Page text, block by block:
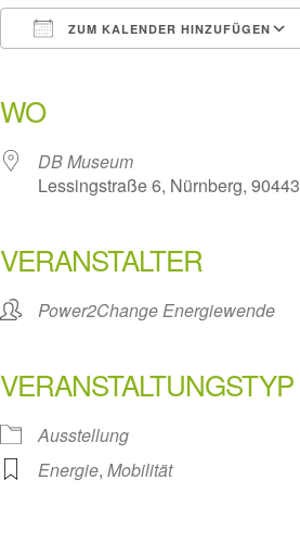
ZUM KALENDER HINZUFÜGEN
WO
DB Museum
Lessingstraße 6, Nürnberg, 90443
VERANSTALTER
Power2Change Energiewende
VERANSTALTUNGSTYP
Ausstellung
Energie, Mobilität